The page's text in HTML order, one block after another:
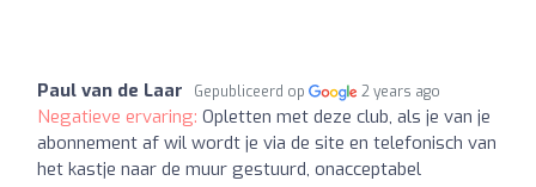
Paul van de Laar Gepubliceerd op 2 years ago
Negatieve ervaring: Opletten met deze club, als je van je
abonnement af wil wordt je via de site en telefonisch van
het kastje naar de muur gestuurd, onacceptabel